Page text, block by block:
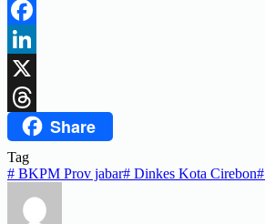
Telegram
Facebook
LinkedIn
X
ThreadsShare
Tag
# BKPM Prov jabar# Dinkes Kota Cirebon#